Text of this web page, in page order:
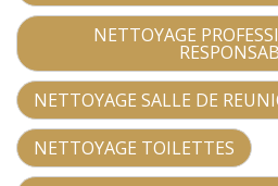
NETTOYAGE
NETTOYAGE SALLE DE
NETTOYAGE TOILETTES